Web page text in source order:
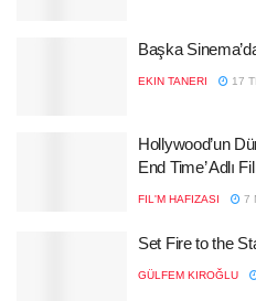
Başka
EKIN TANERI 17
Hollywood’un
End Time’ Adlı
FIL'M HAFIZASI 7
Set Fire to the
GÜLFEM KIROĞLU